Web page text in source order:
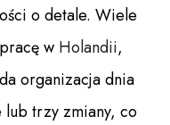
o detale. Wiele
w Holandii,
organizacja dnia
lub trzy zmiany, co